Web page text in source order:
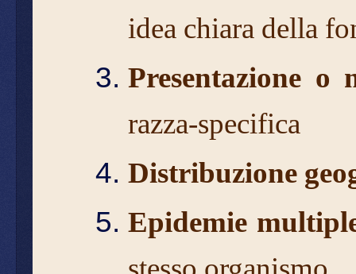
idea chiara della
Presentazione o
razza-specifica
Distribuzione
Epidemie